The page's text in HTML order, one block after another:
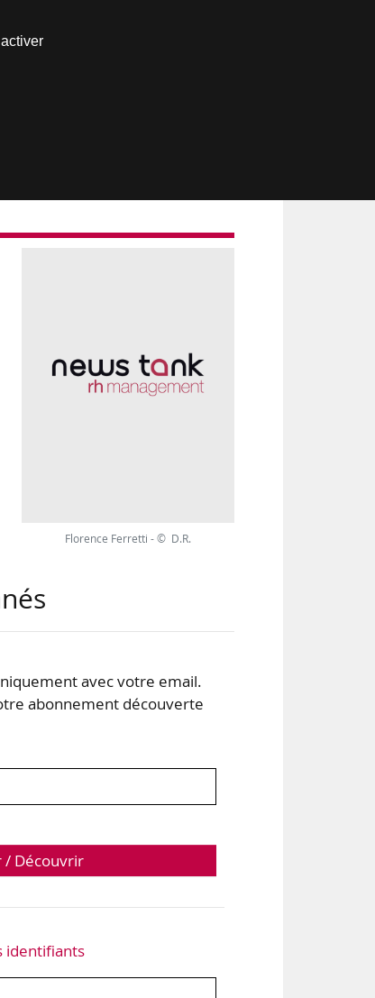
Florence Ferretti - © D.R.
avec votre email.
abonnement découverte
/ Découvrir
identifiants